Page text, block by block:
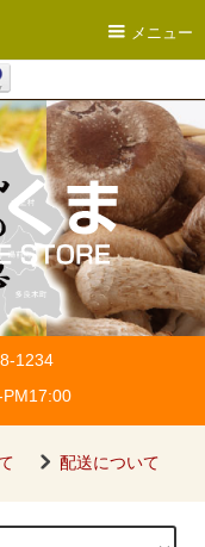
メニュー
1234
配送について